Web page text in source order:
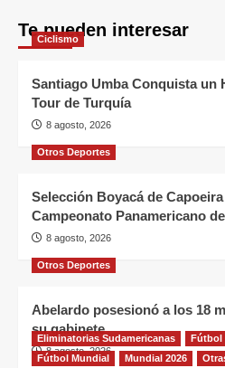
Te pueden interesar
Ciclismo
Santiago Umba Conquista un
Tour de Turquía
8 agosto, 2026
Otros Deportes
Selección Boyacá de
Campeonato Panamericano
8 agosto, 2026
Otros Deportes
Abelardo posesionó a los 18
su gabinete
8 agosto, 2026
Eliminatorias Sudamericanas
Fútbol
Fútbol Mundial
Mundial 2026